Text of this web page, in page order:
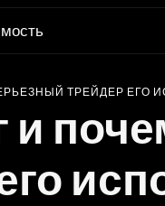
ТРЕЙДЕР ЕГО
и